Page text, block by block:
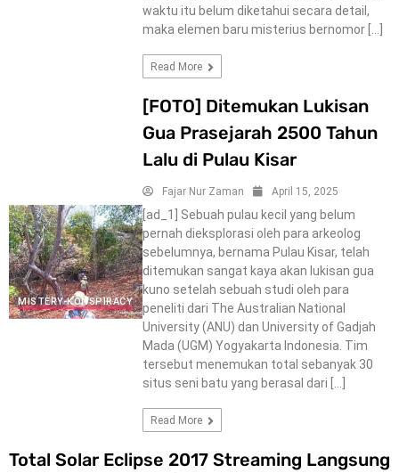
waktu itu belum diketahui secara detail,
maka elemen baru misterius bernomor […]
Read More
MISTERY-KONSPIRACY
[FOTO] Ditemukan Lukisan
Gua Prasejarah 2500 Tahun
Lalu di Pulau Kisar
Fajar Nur Zaman April 15, 2025
[ad_1] Sebuah pulau kecil yang belum
pernah dieksplorasi oleh para arkeolog
sebelumnya, bernama Pulau Kisar, telah
ditemukan sangat kaya akan lukisan gua
kuno setelah sebuah studi oleh para
peneliti dari The Australian National
University (ANU) dan University of Gadjah
Mada (UGM) Yogyakarta Indonesia. Tim
tersebut menemukan total sebanyak 30
situs seni batu yang berasal dari […]
Read More
Total Solar Eclipse 2017 Streaming Langsung